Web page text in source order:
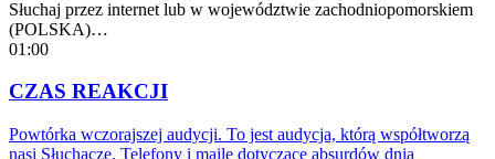
Słuchaj przez internet lub w województwie zachodniopomorskiem
(POLSKA)…
01:00
CZAS REAKCJI
Powtórka wczorajszej audycji. To jest audycja, którą współtworzą
nasi Słuchacze. Telefony i maile dotyczące absurdów dnia